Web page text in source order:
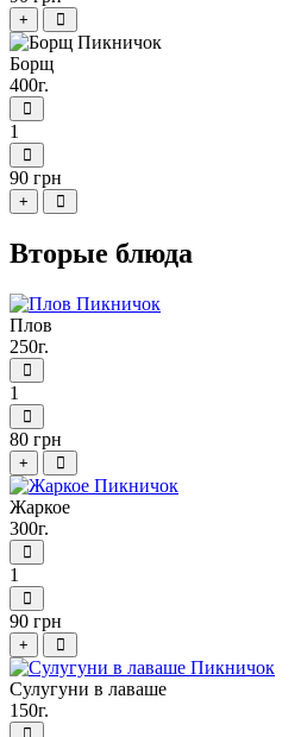
+
Борщ
400г.
1
90 грн
+
Вторые блюда
Плов
250г.
1
80 грн
+
Жаркое
300г.
1
90 грн
+
Сулугуни в лаваше
150г.